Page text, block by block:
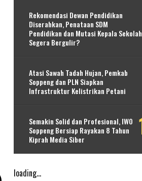
Rekomendasi Dewan Pendidikan
Diserahkan, Penataan SDM
Pendidikan dan Mutasi Kepala Sekolah
Segera Bergulir?
Atasi Sawah Tadah Hujan, Pemkab
Soppeng dan PLN Siapkan
Infrastruktur Kelistrikan Petani
Semakin Solid dan Profesional, IWO
Soppeng Bersiap Rayakan 8 Tahun
Kiprah Media Siber
loading...